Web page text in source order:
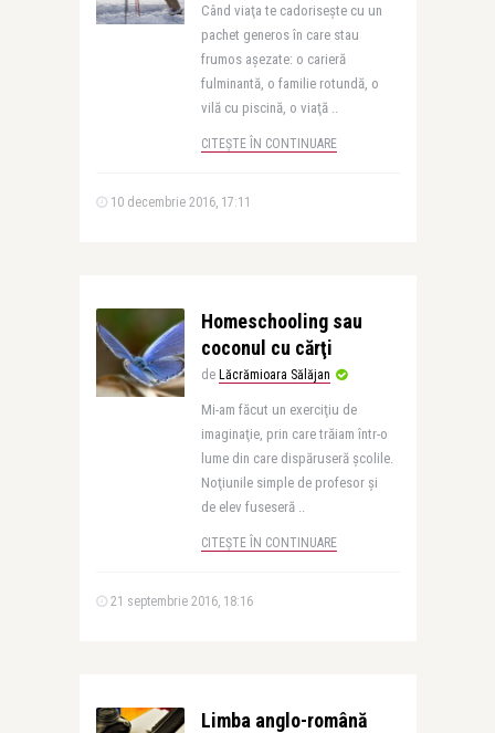
Când viaţa te cadoriseşte cu un
pachet generos în care stau
frumos aşezate: o carieră
fulminantă, o familie rotundă, o
vilă cu piscină, o viaţă ..
CITEȘTE ÎN CONTINUARE
10 decembrie 2016, 17:11
Homeschooling sau
coconul cu cărţi
de Lăcrămioara Sălăjan
Mi-am făcut un exerciţiu de
imaginaţie, prin care trăiam într-o
lume din care dispăruseră şcolile.
Noţiunile simple de profesor şi
de elev fuseseră ..
CITEȘTE ÎN CONTINUARE
21 septembrie 2016, 18:16
Limba anglo-română